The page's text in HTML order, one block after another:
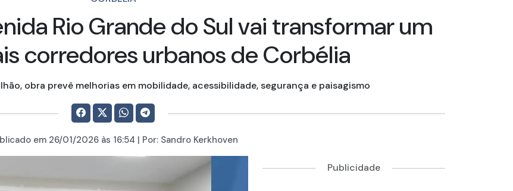
Rio Grande do Sul vai transformar um
corredores urbanos de Corbélia
obra prevê melhorias em mobilidade, acessibilidade, segurança e paisagismo
em 26/01/2026às 16:54 | Por: Sandro Kerkhoven
Publicidade